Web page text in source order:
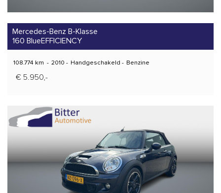
Mercedes-Benz B-Klasse
160 BlueEFFICIENCY
108.774 km - 2010 - Handgeschakeld - Benzine
€ 5.950,-